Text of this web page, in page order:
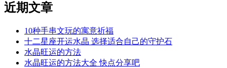
近期文章
10种手串文玩的寓意祈福
十二星座开运水晶 选择适合自己的守护石
水晶旺运的方法
水晶旺运的方法大全 快点分享吧